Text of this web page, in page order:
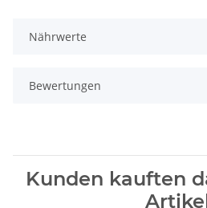
Nährwerte
Bewertungen
Kunden kauften